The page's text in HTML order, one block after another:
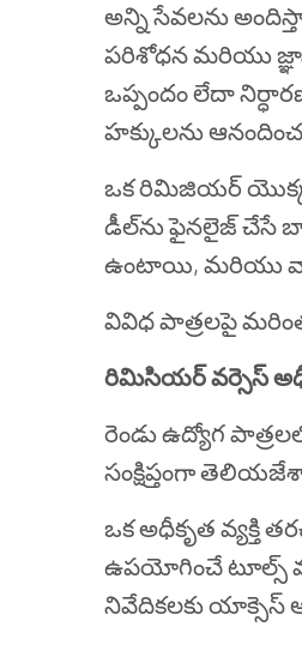
అన్ని సేవలను
పరిశోధన మరియు
ఒప్పందం లేదా
హక్కులను
ఒక రిమిజియర్ యొక్క
డీల్‌ను ఫైనలైజ్ చేసే
ఉంటాయి, మరియు
వివిధ పాత్రలపై
రిమిసియర్ వర్సెస్
రెండు ఉద్యోగ
సంక్షిప్తంగా
ఒక అధీకృత వ్యక్తి
ఉపయోగించే టూల్స్
నివేదికలకు యాక్సెస్